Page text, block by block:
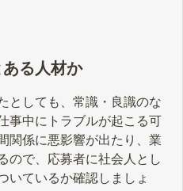
る人材か
としても、常識・良識のな
事中にトラブルが起こる可
関係に悪影響が出たり、業
ので、応募者に社会人とし
いているか確認しましょ